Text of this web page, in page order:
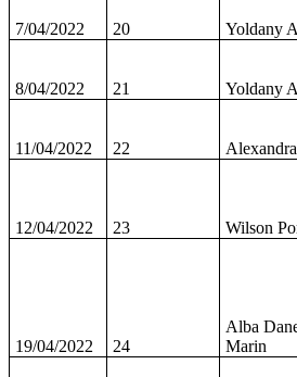
7/04/2022 20 Yoldany
8/04/2022 21 Yoldany
11/04/2022 22
12/04/2022 23 Wilson
19/04/2022 24
Alba
Marin